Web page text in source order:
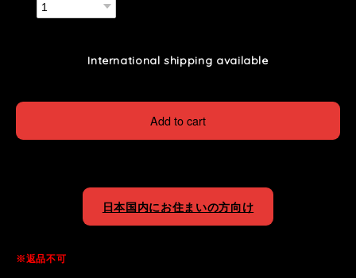
International shipping available
Add to cart
日本国内にお住まいの方向け
※返品不可